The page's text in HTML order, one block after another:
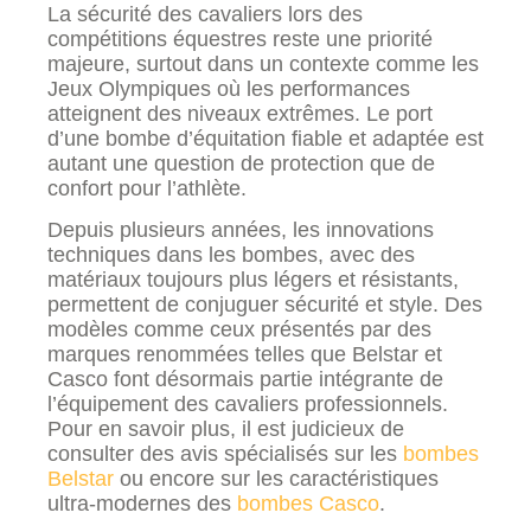
La sécurité des cavaliers lors des
compétitions équestres reste une priorité
majeure, surtout dans un contexte comme les
Jeux Olympiques où les performances
atteignent des niveaux extrêmes. Le port
d’une bombe d’équitation fiable et adaptée est
autant une question de protection que de
confort pour l’athlète.
Depuis plusieurs années, les innovations
techniques dans les bombes, avec des
matériaux toujours plus légers et résistants,
permettent de conjuguer sécurité et style. Des
modèles comme ceux présentés par des
marques renommées telles que Belstar et
Casco font désormais partie intégrante de
l’équipement des cavaliers professionnels.
Pour en savoir plus, il est judicieux de
consulter des avis spécialisés sur les bombes
Belstar ou encore sur les caractéristiques
ultra-modernes des bombes Casco.